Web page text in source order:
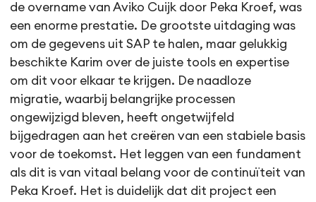
de overname van Aviko Cuijk door Peka Kroef, was
een enorme prestatie. De grootste uitdaging was
om de gegevens uit SAP te halen, maar gelukkig
beschikte Karim over de juiste tools en expertise
om dit voor elkaar te krijgen. De naadloze
migratie, waarbij belangrijke processen
ongewijzigd bleven, heeft ongetwijfeld
bijgedragen aan het creëren van een stabiele basis
voor de toekomst. Het leggen van een fundament
als dit is van vitaal belang voor de continuïteit van
Peka Kroef. Het is duidelijk dat dit project een